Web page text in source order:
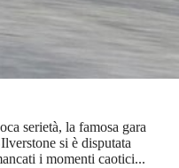
serietà, la famosa gara
si è disputata
i momenti caotici...